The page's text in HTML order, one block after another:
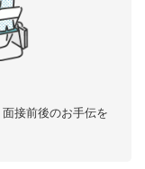
接前後のお手伝を